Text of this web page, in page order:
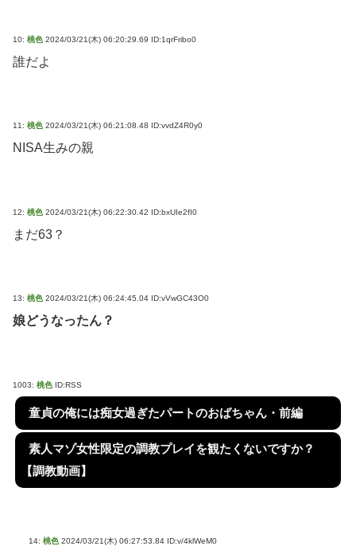
10: 桃色 2024/03/21(木) 06:20:29.69 ID:1qrFribo0
誰だよ
11: 桃色 2024/03/21(木) 06:21:08.48 ID:vvdZ4R0y0
NISA生みの親
12: 桃色 2024/03/21(木) 06:22:30.42 ID:bxUIe2fI0
まだ63？
13: 桃色 2024/03/21(木) 06:24:45.04 ID:vVwGC43O0
娘どうなったん？
1003: 桃色 ID:RSS
童貞の俺には痴女過ぎたパートのおばちゃん・前編
素人マゾ女性限定の調教プレイを観たくないですか？
【調教動画】
14: 桃色 2024/03/21(木) 06:27:53.84 ID:v/4klWeM0